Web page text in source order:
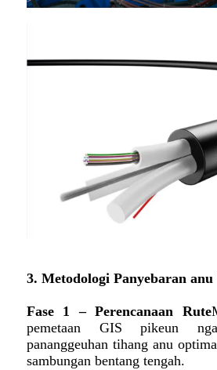
3. Metodologi Panyebaran anu
Fase 1 – Perencanaan Rute
pemetaan GIS pikeun
pananggeuhan tihang anu
sambungan bentang tengah.